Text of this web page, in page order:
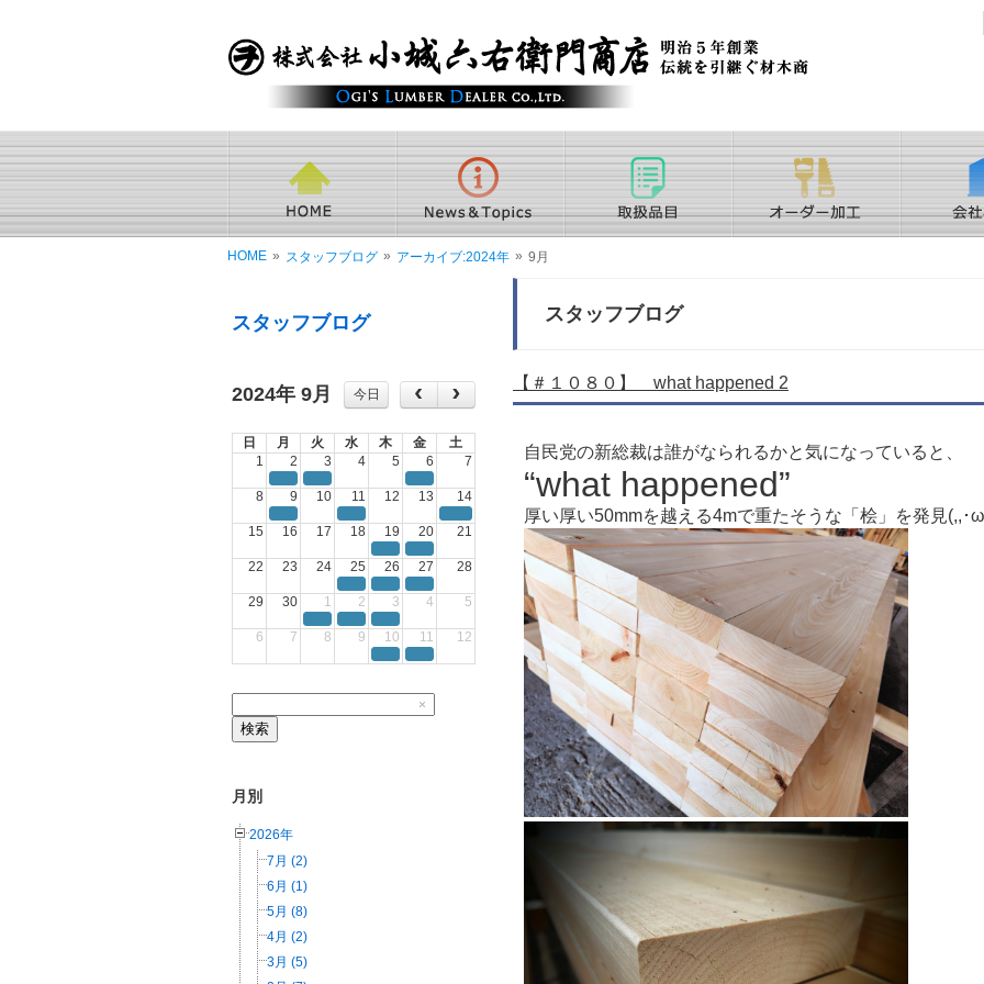
HOME » スタッフブログ » アーカイブ:2024年 » 9月
スタッフブログ
2024年 9月 今日
日 月 火 水 木 金
土
1
2 3 4 5 6 7
8 9 10 11 12 13 14
15 16 17 18 19 20 21
22 23 24 25 26 27 28
29 30 1 2 3 4 5
6 7 8 9 10 11 12
×
検索
月別
2026年
7月 (2)
6月 (1)
5月 (8)
4月 (2)
3月 (5)
スタッフブログ
【＃１０８０】 what happened 2
自民党の新総裁は誰がなられるかと気になっていると、
“what happened”
厚い厚い50mmを越える4mで重たそうな「桧」を発見(,,･ω